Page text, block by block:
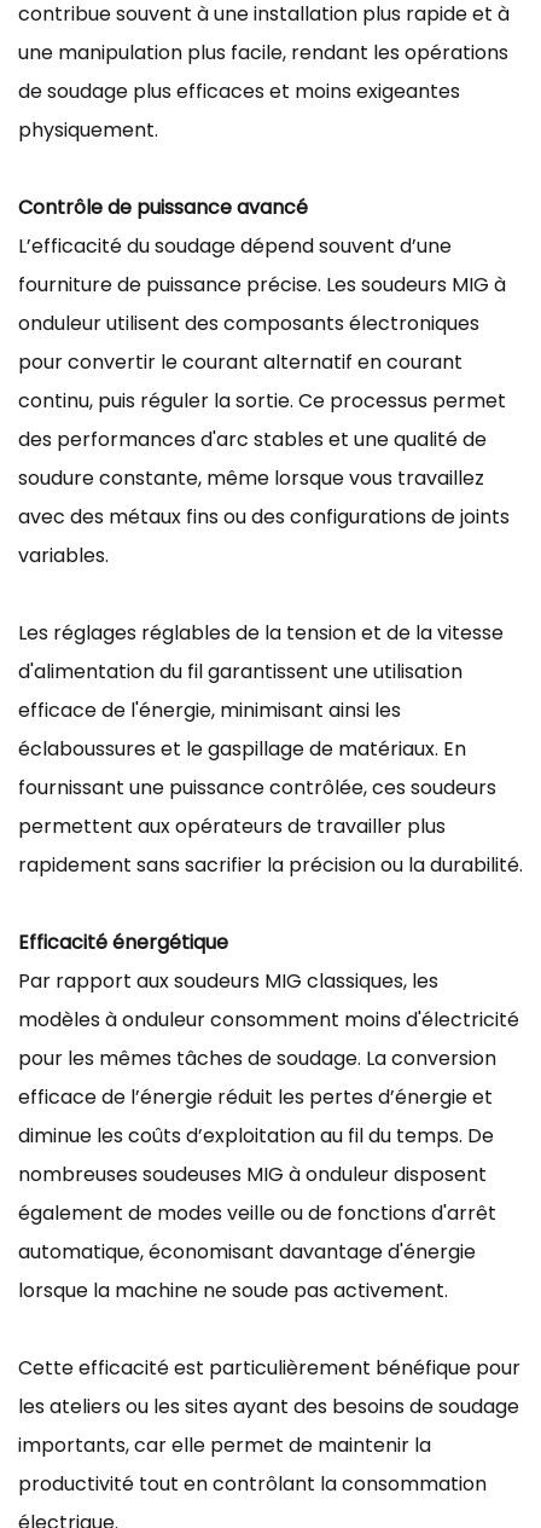
contribue souvent à une installation plus rapide et à
une manipulation plus facile, rendant les opérations
de soudage plus efficaces et moins exigeantes
physiquement.
Contrôle de puissance avancé
L’efficacité du soudage dépend souvent d’une
fourniture de puissance précise. Les soudeurs MIG à
onduleur utilisent des composants électroniques
pour convertir le courant alternatif en courant
continu, puis réguler la sortie. Ce processus permet
des performances d'arc stables et une qualité de
soudure constante, même lorsque vous travaillez
avec des métaux fins ou des configurations de joints
variables.
Les réglages réglables de la tension et de la vitesse
d'alimentation du fil garantissent une utilisation
efficace de l'énergie, minimisant ainsi les
éclaboussures et le gaspillage de matériaux. En
fournissant une puissance contrôlée, ces soudeurs
permettent aux opérateurs de travailler plus
rapidement sans sacrifier la précision ou la durabilité.
Efficacité énergétique
Par rapport aux soudeurs MIG classiques, les
modèles à onduleur consomment moins d'électricité
pour les mêmes tâches de soudage. La conversion
efficace de l’énergie réduit les pertes d’énergie et
diminue les coûts d’exploitation au fil du temps. De
nombreuses soudeuses MIG à onduleur disposent
également de modes veille ou de fonctions d'arrêt
automatique, économisant davantage d'énergie
lorsque la machine ne soude pas activement.
Cette efficacité est particulièrement bénéfique pour
les ateliers ou les sites ayant des besoins de soudage
importants, car elle permet de maintenir la
productivité tout en contrôlant la consommation
électrique.